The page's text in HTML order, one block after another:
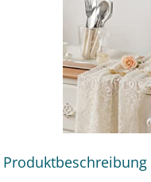
Produktbeschreibung